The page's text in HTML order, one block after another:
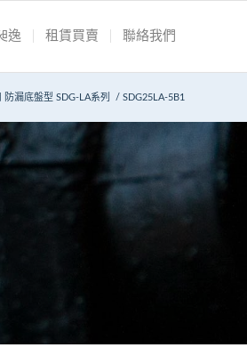
逸 租賃買賣 聯絡我們
漏底盤型 SDG-LA系列 / SDG25LA-5B1